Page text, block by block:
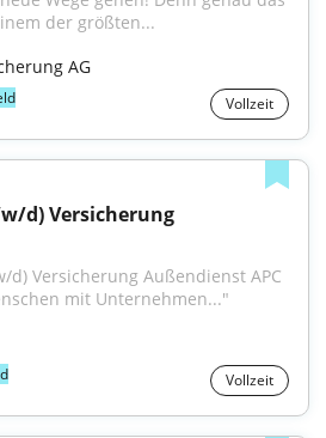
der größten...
AG
Vollzeit
d) Versicherung
d) Versicherung Außendienst APC
mit Unternehmen..."
Vollzeit